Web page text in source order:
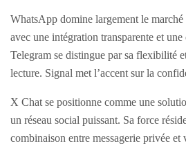
WhatsApp domine largement le marché
avec une intégration transparente et
Telegram se distingue par sa flexibilité
lecture. Signal met l’accent sur la
X Chat se positionne comme une
un réseau social puissant. Sa force
combinaison entre messagerie privée